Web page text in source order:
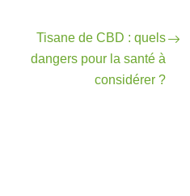
Tisane de CBD : quels
dangers pour la santé à
considérer ?